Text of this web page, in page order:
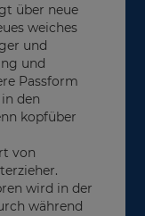
über neue
weiches
und
und
Passform
den
kopfüber
von
wird in der
während